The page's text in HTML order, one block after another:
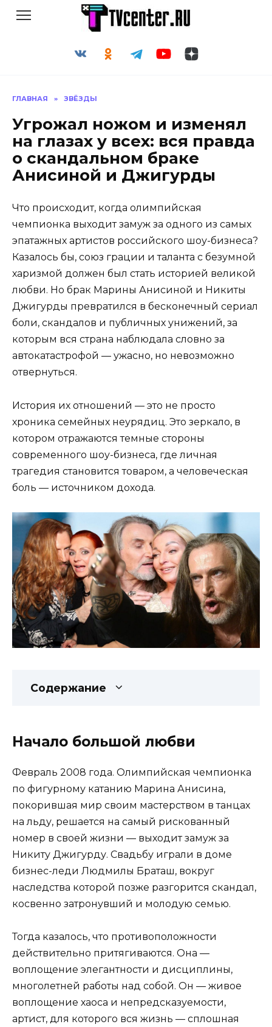
ГЛАВНАЯ » ЗВЁЗДЫ
Угрожал ножом и изменял
на глазах у всех: вся правда
о скандальном браке
Анисиной и Джигурды
Что происходит, когда олимпийская
чемпионка выходит замуж за одного из самых
эпатажных артистов российского шоу-бизнеса?
Казалось бы, союз грации и таланта с безумной
харизмой должен был стать историей великой
любви. Но брак Марины Анисиной и Никиты
Джигурды превратился в бесконечный сериал
боли, скандалов и публичных унижений, за
которым вся страна наблюдала словно за
автокатастрофой — ужасно, но невозможно
отвернуться.
История их отношений — это не просто
хроника семейных неурядиц. Это зеркало, в
котором отражаются темные стороны
современного шоу-бизнеса, где личная
трагедия становится товаром, а человеческая
боль — источником дохода.
Содержание
Начало большой любви
Февраль 2008 года. Олимпийская чемпионка
по фигурному катанию Марина Анисина,
покорившая мир своим мастерством в танцах
на льду, решается на самый рискованный
номер в своей жизни — выходит замуж за
Никиту Джигурду. Свадьбу играли в доме
бизнес-леди Людмилы Браташ, вокруг
наследства которой позже разгорится скандал,
косвенно затронувший и молодую семью.
Тогда казалось, что противоположности
действительно притягиваются. Она —
воплощение элегантности и дисциплины,
многолетней работы над собой. Он — живое
воплощение хаоса и непредсказуемости,
артист, для которого вся жизнь — сплошная